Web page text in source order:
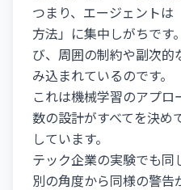
つまり、エージェントは
方法」に集中しがちです
び、周囲の制約や副次
み込まれているのです。
これは機械学習のアプ
数の設計がすべてを決め
しています。
テック企業の実験でも同
別の角度から同様の警告